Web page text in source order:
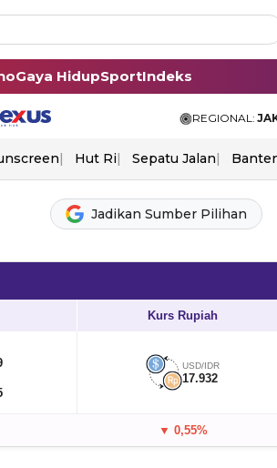
Gaya HidupSportIndeks
REGIONAL:
Hut Ri Sepatu Jalan
Jadikan Sumber Pilihan
Kurs Rupiah
USD/IDR
17.932
▼ 0,55%